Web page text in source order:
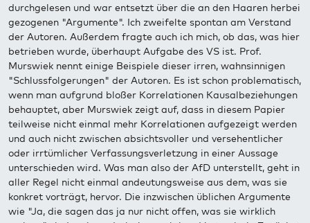
durchgelesen und war entsetzt über die an den Haaren herbei
gezogenen "Argumente". Ich zweifelte spontan am Verstand
der Autoren. Außerdem fragte auch ich mich, ob das, was hier
betrieben wurde, überhaupt Aufgabe des VS ist. Prof.
Murswiek nennt einige Beispiele dieser irren, wahnsinnigen
"Schlussfolgerungen" der Autoren. Es ist schon problematisch,
wenn man aufgrund bloßer Korrelationen Kausalbeziehungen
behauptet, aber Murswiek zeigt auf, dass in diesem Papier
teilweise nicht einmal mehr Korrelationen aufgezeigt werden
und auch nicht zwischen absichtsvoller und versehentlicher
oder irrtümlicher Verfassungsverletzung in einer Aussage
unterschieden wird. Was man also der AfD unterstellt, geht in
aller Regel nicht einmal andeutungsweise aus dem, was sie
konkret vorträgt, hervor. Die inzwischen üblichen Argumente
wie "Ja, die sagen das ja nur nicht offen, was sie wirklich